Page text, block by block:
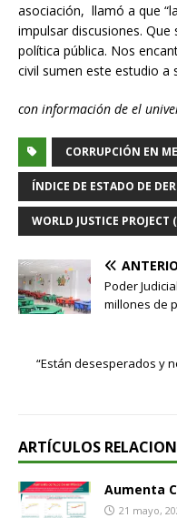
asociación, llamó a que
impulsar discusiones.
política pública. Nos
civil sumen este estudio a
con información de el
CORRUPCIÓN EN
ÍNDICE DE ESTADO DE
WORLD JUSTICE PROJECT
Poder
millones de
“Están desesperados y
ARTÍCULOS
Aumenta
21 mayo,